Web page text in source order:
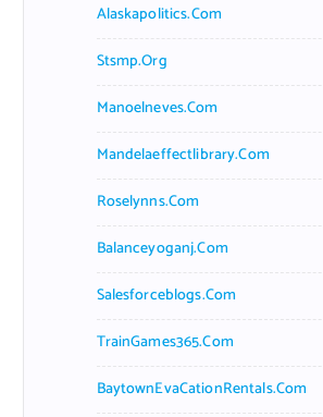
Alaskapolitics.com
Stsmp.org
Manoelneves.com
Mandelaeffectlibrary.com
Roselynns.com
Balanceyoganj.com
Salesforceblogs.com
TrainGames365.com
BaytownEvaCationRentals.com